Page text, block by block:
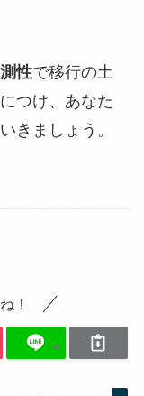
性で移行の土
つけ、あなた
きましょう。
！